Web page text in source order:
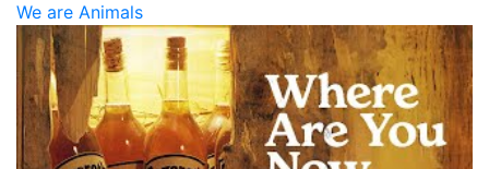
We are Animals